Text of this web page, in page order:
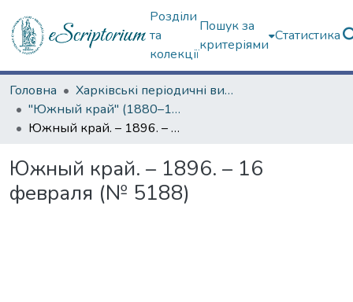
Розділи
та
колекції
Пошук за
критеріями
Статистика
Головна
Харківські періодичні видання
"Южный край" (1880–1919 гг.)
Южный край. – 1896. – 16 февраля (№ 5188)
Южный край. – 1896. – 16
февраля (№ 5188)